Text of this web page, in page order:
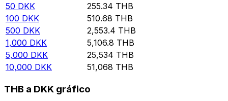
50 DKK 255.34 THB
100 DKK 510.68 THB
500 DKK 2,553.4 THB
1,000 DKK 5,106.8 THB
5,000 DKK 25,534 THB
10,000 DKK 51,068 THB
THB a DKK gráfico